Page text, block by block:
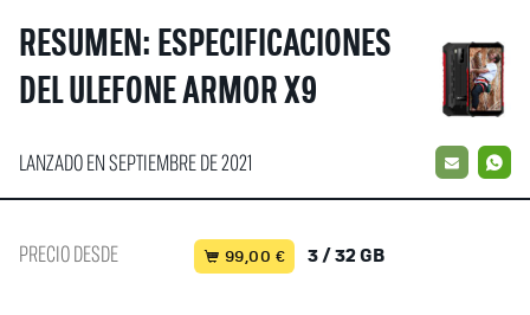
RESUMEN: ESPECIFICACIONES
DEL ULEFONE ARMOR X9
LANZADO EN SEPTIEMBRE DE 2021 EMAIL
PRECIO DESDE 99,00 € 3 / 32 GB